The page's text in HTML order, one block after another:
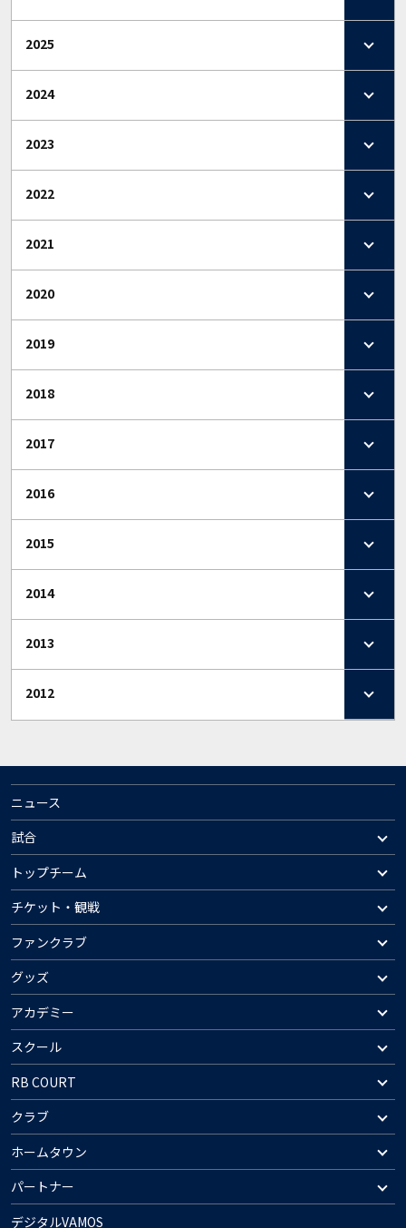
2025
2024
2023
2022
2021
2020
2019
2018
2017
2016
2015
2014
2013
2012
ニュース
試合
トップチーム
チケット・観戦
ファンクラブ
グッズ
アカデミー
スクール
RB COURT
クラブ
ホームタウン
パートナー
デジタルVAMOS